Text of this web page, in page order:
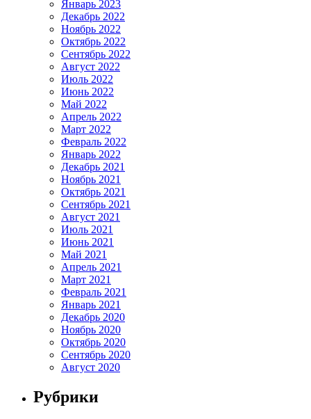
Январь 2023
Декабрь 2022
Ноябрь 2022
Октябрь 2022
Сентябрь 2022
Август 2022
Июль 2022
Июнь 2022
Май 2022
Апрель 2022
Март 2022
Февраль 2022
Январь 2022
Декабрь 2021
Ноябрь 2021
Октябрь 2021
Сентябрь 2021
Август 2021
Июль 2021
Июнь 2021
Май 2021
Апрель 2021
Март 2021
Февраль 2021
Январь 2021
Декабрь 2020
Ноябрь 2020
Октябрь 2020
Сентябрь 2020
Август 2020
Рубрики